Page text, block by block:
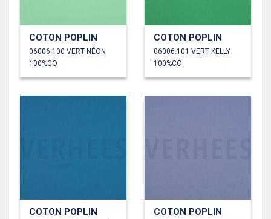
COTON POPLIN
06006.100 VERT NÉON
100%CO
COTON POPLIN
06006.101 VERT KELLY
100%CO
COTON POPLIN COTON POPLIN